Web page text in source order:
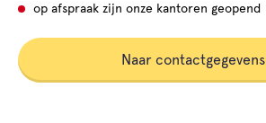
op afspraak zijn onze kantoren geopend
Naar contactgegevens